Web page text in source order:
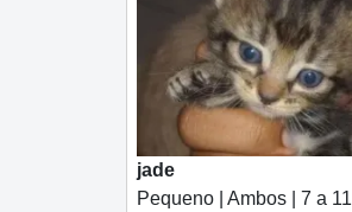
jade
Pequeno | Ambos | 7 a